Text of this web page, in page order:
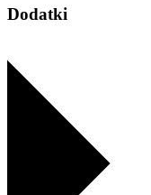
Dodatki